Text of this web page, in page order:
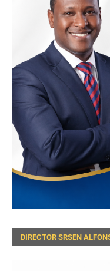
DIRECTOR SRSEN